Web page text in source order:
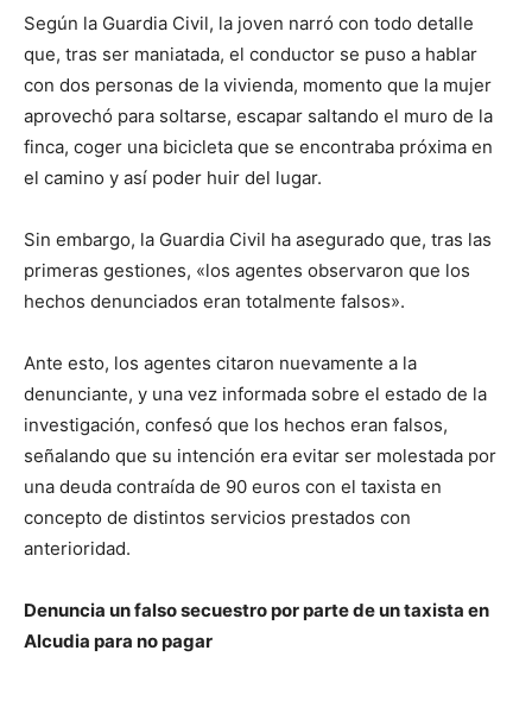
Según la Guardia Civil, la joven narró con todo detalle
que, tras ser maniatada, el conductor se puso a hablar
con dos personas de la vivienda, momento que la mujer
aprovechó para soltarse, escapar saltando el muro de la
finca, coger una bicicleta que se encontraba próxima en
el camino y así poder huir del lugar.
Sin embargo, la Guardia Civil ha asegurado que, tras las
primeras gestiones, «los agentes observaron que los
hechos denunciados eran totalmente falsos».
Ante esto, los agentes citaron nuevamente a la
denunciante, y una vez informada sobre el estado de la
investigación, confesó que los hechos eran falsos,
señalando que su intención era evitar ser molestada por
una deuda contraída de 90 euros con el taxista en
concepto de distintos servicios prestados con
anterioridad.
Denuncia un falso secuestro por parte de un taxista en
Alcudia para no pagar